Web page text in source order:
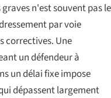
n'est souventpasle
par voie
correctives. Une
un défendeur à
un délai fixe impose
dépassent largement